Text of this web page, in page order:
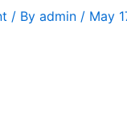
/ By admin / May